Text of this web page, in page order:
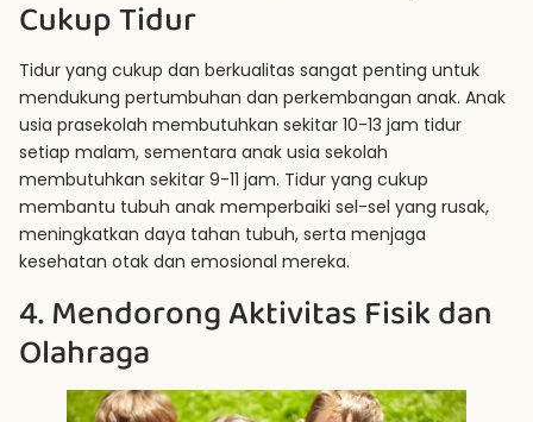
Cukup Tidur
Tidur yang cukup dan berkualitas sangat penting untuk
mendukung pertumbuhan dan perkembangan anak. Anak
usia prasekolah membutuhkan sekitar 10-13 jam tidur
setiap malam, sementara anak usia sekolah
membutuhkan sekitar 9-11 jam. Tidur yang cukup
membantu tubuh anak memperbaiki sel-sel yang rusak,
meningkatkan daya tahan tubuh, serta menjaga
kesehatan otak dan emosional mereka.
4. Mendorong Aktivitas Fisik dan
Olahraga